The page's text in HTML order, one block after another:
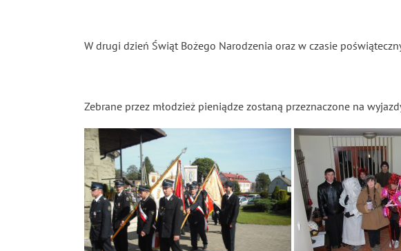
W drugi dzień Świąt Bożego Narodzenia oraz w czasie
Zebrane przez młodzież pieniądze zostaną przeznaczone na